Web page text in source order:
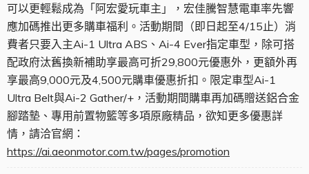
可以更輕鬆成為「阿宏愛玩車主」，宏佳騰智慧電車率先響
應加碼推出更多購車福利。活動期間（即日起至4/15止）消
費者只要入主Ai-1 Ultra ABS、Ai-4 Ever指定車型，除可搭
配政府汰舊換新補助享最高可折29,800元優惠外，更額外再
享最高9,000元及4,500元購車優惠折扣。限定車型Ai-1
Ultra Belt與Ai-2 Gather/+，活動期間購車再加碼贈送鋁合金
腳踏墊、專用前置物籃等多項原廠精品，欲知更多優惠詳
情，請洽官網：
https://ai.aeonmotor.com.tw/pages/promotion